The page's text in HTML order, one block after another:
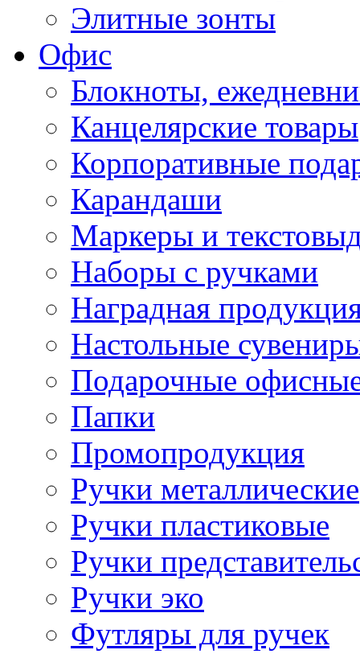
Элитные зонты
Офис
Блокноты,
Канцелярские товары
Корпоративные
Карандаши
Маркеры и
Наборы с ручками
Наградная
Настольные
Подарочные
Папки
Промопродукция
Ручки металлические
Ручки пластиковые
Ручки
Ручки эко
Футляры для ручек